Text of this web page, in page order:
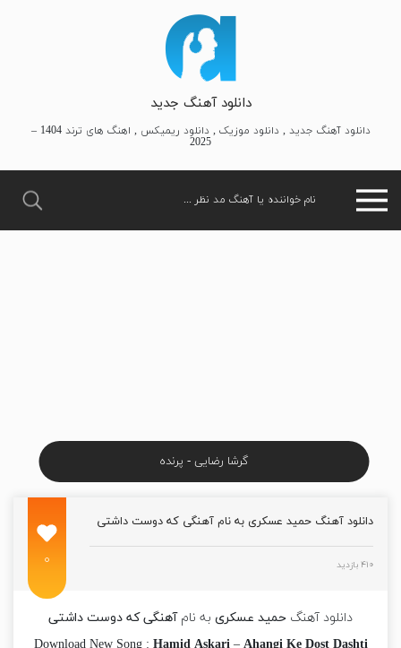
دانلود آهنگ جدید
دانلود آهنگ جدید , دانلود موزیک , دانلود ریمیکس , اهنگ های ترند 1404 –
2025
گرشا رضایی - پرنده
دانلود آهنگ حمید عسکری به نام آهنگی که دوست داشتی
۴۱۰ بازدید ۰
دانلود آهنگ حمید عسکری به نامآهنگی که دوست داشتی